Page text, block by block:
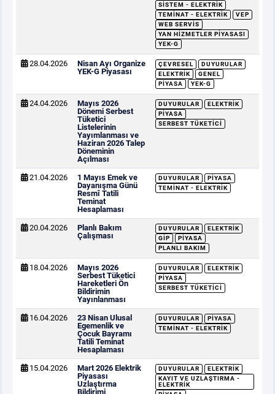
SISTEM - ELEKTRIK
TEMINAT - ELEKTRIK
VEP
WEB SERVIS
YAN HIZMETLER PIYASASI
YEK-G
28.04.2026
Nisan Ayı Organize
YEK-G Piyasası
ÇEVRESEL
DUYURULAR
ELEKTRIK
GENEL
PIYASA
YEK-G
24.04.2026
Mayıs 2026
Dönemi Serbest
Tüketici
Listelerinin
Yayımlanması ve
Haziran 2026 Talep
Döneminin
Açılması
DUYURULAR
ELEKTRIK
PIYASA
SERBEST TÜKETICI
21.04.2026
1 Mayıs Emek ve
Dayanışma Günü
Resmî Tatili
Teminat
Hesaplaması
DUYURULAR
PIYASA
TEMINAT - ELEKTRIK
20.04.2026
Planlı Bakım
Çalışması
DUYURULAR
ELEKTRIK
GİP
PIYASA
PLANLI BAKIM
18.04.2026
Mayıs 2026
Serbest Tüketici
Hareketleri Ön
Bildirimin
Yayınlanması
DUYURULAR
ELEKTRIK
PIYASA
SERBEST TÜKETICI
16.04.2026
23 Nisan Ulusal
Egemenlik ve
Çocuk Bayramı
Tatili Teminat
Hesaplaması
DUYURULAR
PIYASA
TEMINAT - ELEKTRIK
15.04.2026
Mart 2026 Elektrik
Piyasası
Uzlaştırma
Bildirimi
DUYURULAR
ELEKTRIK
KAYIT VE UZLAŞTIRMA -
ELEKTRIK